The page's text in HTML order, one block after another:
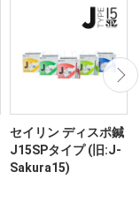
セイリン ディスポ鍼
J15SPタイプ (旧:J-
Sakura15)